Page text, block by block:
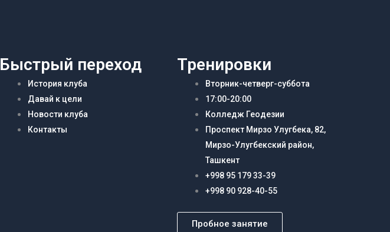
Быстрый переход
История клуба
Давай к цели
Новости клуба
Контакты
Тренировки
Вторник-четверг-суббота
17:00-20:00
Колледж Геодезии
Проспект Мирзо Улугбека, 82,
Мирзо-Улугбекский район,
Ташкент
+998 95 179 33-39
+998 90 928-40-55
Пробное занятие